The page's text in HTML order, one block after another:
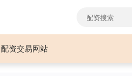
配资交易网站